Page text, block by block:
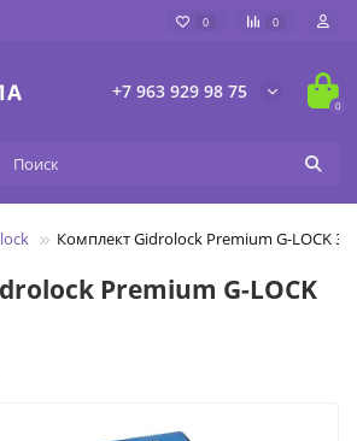
0 0
+7 963 929 98 75
0
Комплект Gidrolock Premium G-LOCK 3/4
Premium G-LOCK